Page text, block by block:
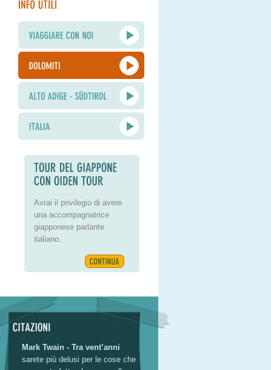
Avrai il privilegio di avere
una accompagnatrice
giapponese parlante
italiano..
Mark Twain - Tra vent’anni
sarete più delusi per le cose che